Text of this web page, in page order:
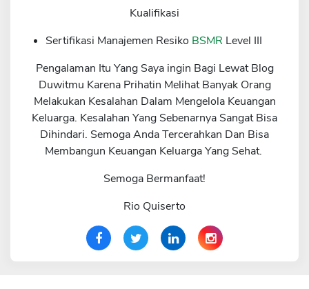
Kualifikasi
Sertifikasi Manajemen Resiko BSMR Level III
Pengalaman Itu Yang Saya ingin Bagi Lewat Blog
Duwitmu Karena Prihatin Melihat Banyak Orang
Melakukan Kesalahan Dalam Mengelola Keuangan
Keluarga. Kesalahan Yang Sebenarnya Sangat Bisa
Dihindari. Semoga Anda Tercerahkan Dan Bisa
Membangun Keuangan Keluarga Yang Sehat.
Semoga Bermanfaat!
Rio Quiserto